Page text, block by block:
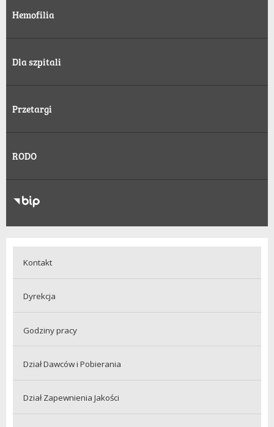
Hemofilia
Dla szpitali
Przetargi
RODO
RODO
Kontakt
Dyrekcja
Godziny pracy
Dział Dawców i Pobierania
Dział Zapewnienia Jakości